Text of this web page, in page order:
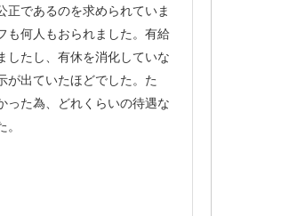
正であるのを求められていま
も何人もおられました。有給
したし、有休を消化していな
が出ていたほどでした。た
った為、どれくらいの待遇な